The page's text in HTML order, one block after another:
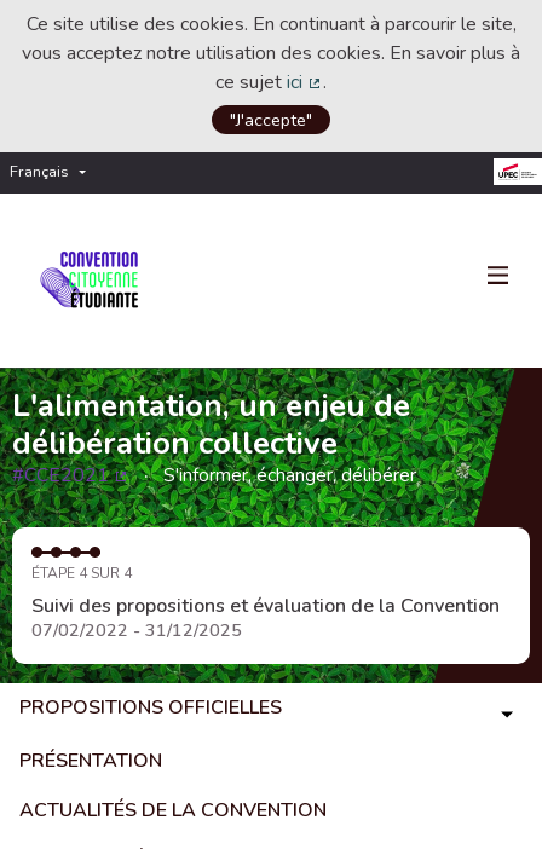
Ce site utilise des cookies. En continuant à parcourir le site,
vous acceptez notre utilisation des cookies. En savoir plus à
ce sujetici
(Lien externe)
.
"J'accepte"
Français Choisir la langue
L'alimentation, un enjeu de
délibération collective
#CCE2021
(Lien externe)
S'informer, échanger, délibérer
ÉTAPE 4 SUR 4
Suivi des propositions et évaluation de la Convention
07/02/2022 - 31/12/2025
PROPOSITIONS OFFICIELLES
PRÉSENTATION
ACTUALITÉS DE LA CONVENTION